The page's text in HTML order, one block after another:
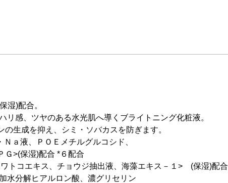
湿)配合。
リ感、ツヤのある水光肌へ導くブライトニング化粧液。
生成を抑え、シミ・ソバカスを防ぎます。
ａ液、ＰＯＥメチルグルコシド、
Ｇ>(保湿)配合 *６配合
コエキス、チョウジ抽出液、海藻エキス－１> (保湿)配合
分解ヒアルロン酸、濃グリセリン